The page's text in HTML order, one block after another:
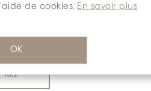
de cookies. En savoir plus
OK
SURFACE:
Mat